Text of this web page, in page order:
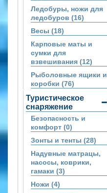
Ледобуры, ножи для
ледобуров (16)
Весы (18)
Карповые маты и
сумки для
взвешивания (12)
Рыболовные ящики и
коробки (76)
Туристическое
снаряжение
Безопасность и
комфорт (0)
Зонты и тенты (28)
Надувные матрацы,
насосы, коврики,
гамаки (3)
Ножи (4)